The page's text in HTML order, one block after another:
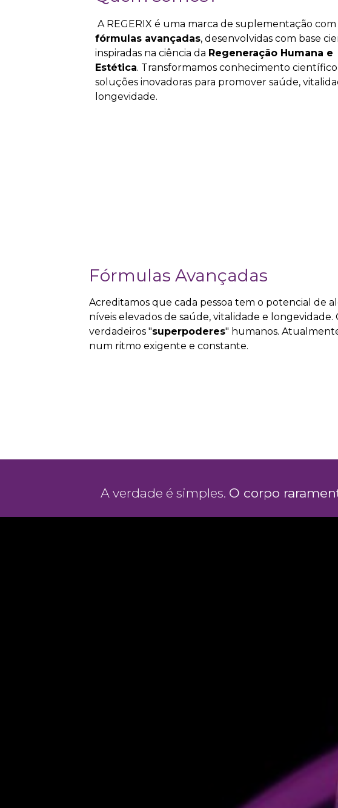
A REGERIX é uma marca de suplementação com
fórmulas avançadas, desenvolvidas com base
inspiradas na ciência da Regeneração Humana e
Estética. Transformamos conhecimento
soluções inovadoras para promover saúde,
longevidade.
Fórmulas Avançadas
Acreditamos que cada pessoa tem o potencial de
níveis elevados de saúde, vitalidade e longevidade.
verdadeiros "superpoderes" humanos.
num ritmo exigente e constante.
A verdade é simples. O corpo